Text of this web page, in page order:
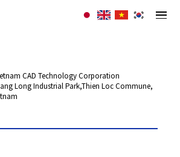
CAD Technology Corporation
Long Industrial Park,Thien Loc Commune,